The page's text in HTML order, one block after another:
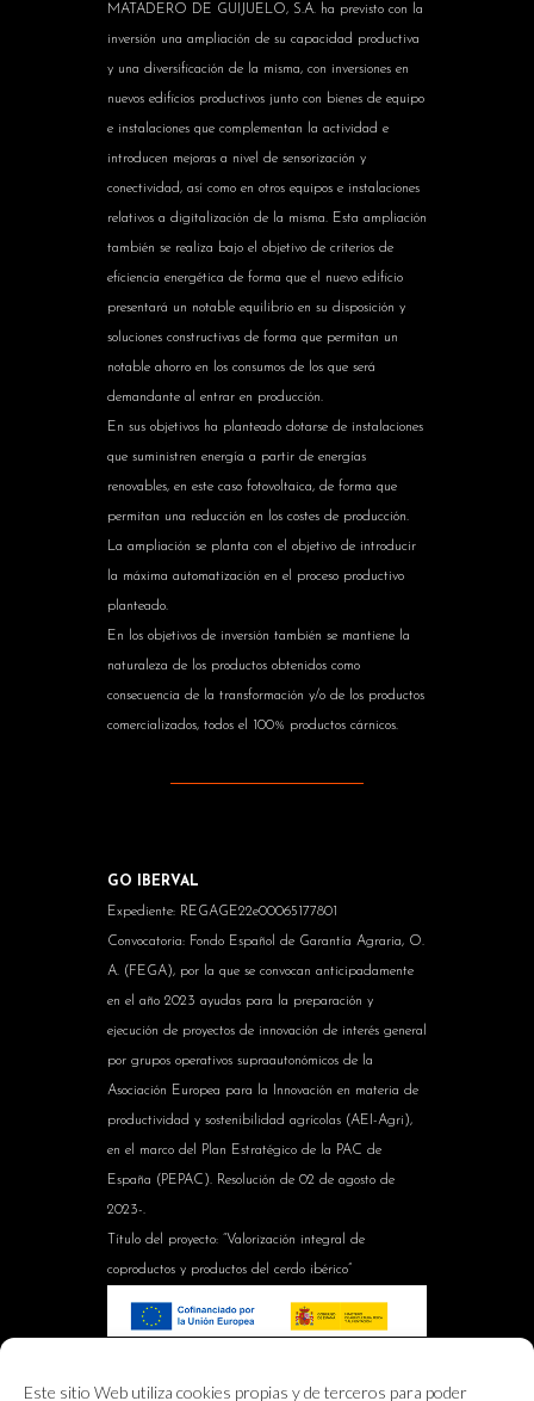
Este sitio Web utiliza cookies propias y de terceros para poder
MATADERO DE GUIJUELO, S.A. ha previsto con la
inversión una ampliación de su capacidad productiva
y una diversificación de la misma, con inversiones en
nuevos edificios productivos junto con bienes de equipo
e instalaciones que complementan la actividad e
introducen mejoras a nivel de sensorización y
conectividad, así como en otros equipos e instalaciones
relativos a digitalización de la misma. Esta ampliación
también se realiza bajo el objetivo de criterios de
eficiencia energética de forma que el nuevo edificio
presentará un notable equilibrio en su disposición y
soluciones constructivas de forma que permitan un
notable ahorro en los consumos de los que será
demandante al entrar en producción.
En sus objetivos ha planteado dotarse de instalaciones
que suministren energía a partir de energías
renovables, en este caso fotovoltaica, de forma que
permitan una reducción en los costes de producción.
La ampliación se planta con el objetivo de introducir
la máxima automatización en el proceso productivo
planteado.
En los objetivos de inversión también se mantiene la
naturaleza de los productos obtenidos como
consecuencia de la transformación y/o de los productos
comercializados, todos el 100% productos cárnicos.
GO IBERVAL
Expediente: REGAGE22e00065177801
Convocatoria: Fondo Español de Garantía Agraria, O.
A. (FEGA), por la que se convocan anticipadamente
en el año 2023 ayudas para la preparación y
ejecución de proyectos de innovación de interés general
por grupos operativos supraautonómicos de la
Asociación Europea para la Innovación en materia de
productividad y sostenibilidad agrícolas (AEI-Agri),
en el marco del Plan Estratégico de la PAC de
España (PEPAC). Resolución de 02 de agosto de
2023-.
Título del proyecto: “Valorización integral de
coproductos y productos del cerdo ibérico”
598.303,41 €, cofinanciada en un 80% por el Fondo